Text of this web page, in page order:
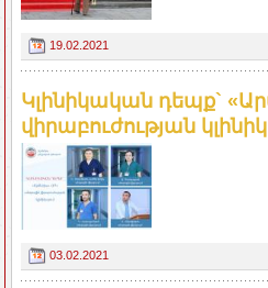
19.02.2021
Կլինիկական դեպք`
վիրաբուժության
03.02.2021